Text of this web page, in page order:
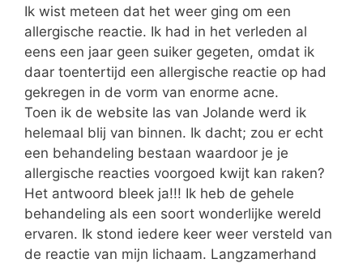
Ik wist meteen dat het weer ging om een
allergische reactie. Ik had in het verleden al
eens een jaar geen suiker gegeten, omdat ik
daar toentertijd een allergische reactie op had
gekregen in de vorm van enorme acne.
Toen ik de website las van Jolande werd ik
helemaal blij van binnen. Ik dacht; zou er echt
een behandeling bestaan waardoor je je
allergische reacties voorgoed kwijt kan raken?
Het antwoord bleek ja!!! Ik heb de gehele
behandeling als een soort wonderlijke wereld
ervaren. Ik stond iedere keer weer versteld van
de reactie van mijn lichaam. Langzamerhand